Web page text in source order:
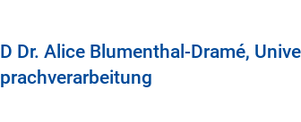
Dr. Alice Blumenthal-Dramé,